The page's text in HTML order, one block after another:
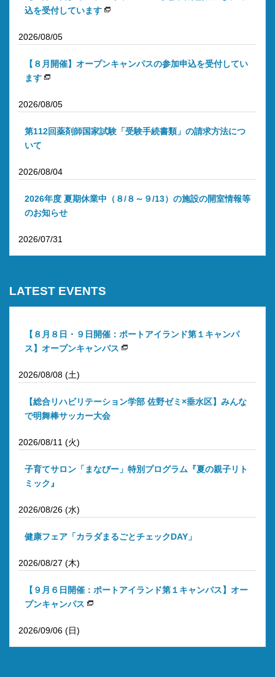
込を受付しています
2026/08/05
【８月開催】オープンキャンパスの参加申込を受付してい
ます
2026/08/05
第112回薬剤師国家試験「受験手続書類」の請求方法につ
いて
2026/08/04
2026年度 夏期休業中（８/８～９/13）の施設の開室情報等
のお知らせ
2026/07/31
LATEST EVENTS
【８月８日・９日開催：ポートアイランド第１キャンパ
ス】オープンキャンパス
2026/08/08 (土)
【総合リハビリテーション学部 佐野ゼミ×垂水区】みんな
で明舞棒サッカー大会
2026/08/11 (火)
子育てサロン「まなびー」特別プログラム『夏の親子リト
ミック』
2026/08/26 (水)
健康フェア「カラダまるごとチェックDAY」
2026/08/27 (木)
【９月６日開催：ポートアイランド第１キャンパス】オー
プンキャンパス
2026/09/06 (日)